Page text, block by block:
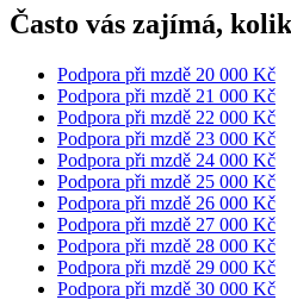
Často vás zajímá,
Podpora při mzdě 20 000 Kč
Podpora při mzdě 21 000 Kč
Podpora při mzdě 22 000 Kč
Podpora při mzdě 23 000 Kč
Podpora při mzdě 24 000 Kč
Podpora při mzdě 25 000 Kč
Podpora při mzdě 26 000 Kč
Podpora při mzdě 27 000 Kč
Podpora při mzdě 28 000 Kč
Podpora při mzdě 29 000 Kč
Podpora při mzdě 30 000 Kč